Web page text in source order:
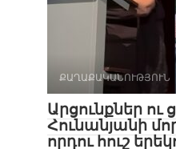
ՔԱՂԱՔԱԿԱՆՈՒԹՅՈՒՆ
Արցունքներ
Հունանյանի
որդու հուշ